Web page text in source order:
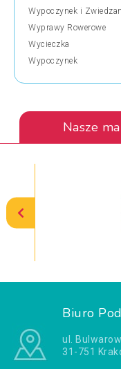
Wypoczynek i
Wyprawy Rowerowe
Wycieczka
Wypoczynek
Nasze
Biuro
ul.
31-751